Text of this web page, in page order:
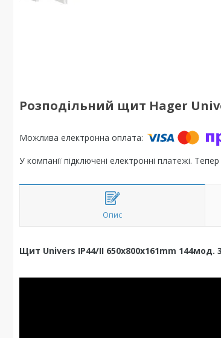
Розподільний щит Hager
У компанії підключені електронні платежі.
Опис
Щит Univers IP44/II 650x800x161mm 144мод.